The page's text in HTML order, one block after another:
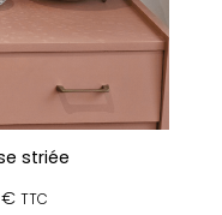
striée
€Plage
TTC